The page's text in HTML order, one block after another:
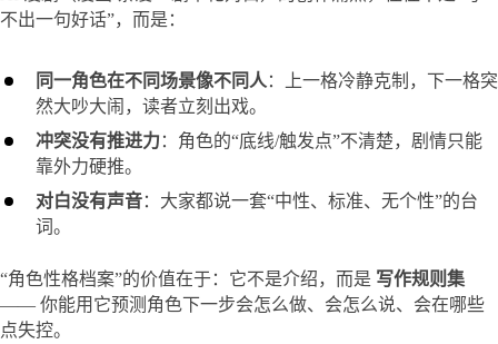
不出一句好话”，而是：
同一角色在不同场景像不同人 ：上一格冷静克制，下一格突
然大吵大闹，读者立刻出戏。
冲突没有推进力：角色的“底线/触发点”不清楚，剧情只能
靠外力硬推。
对白没有声音：大家都说一套“中性、标准、无个性”的台
词。
“角色性格档案”的价值在于：它不是介绍，而是 写作规则集
—— 你能用它预测角色下一步会怎么做、会怎么说、会在哪些
点失控。